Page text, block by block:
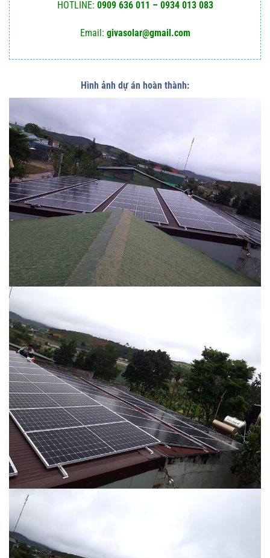
HOTLINE: 0909 636 011 – 0934 013 083
Email: givasolar@gmail.com
Hình ảnh dự án hoàn thành: